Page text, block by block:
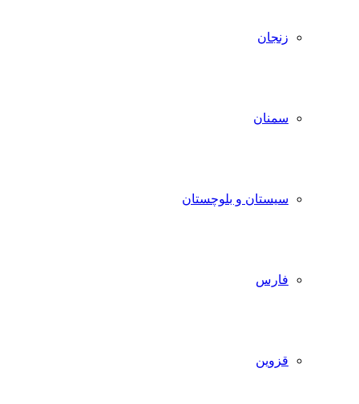
زنجان
سمنان
سیستان و بلوچستان
فارس
قزوین